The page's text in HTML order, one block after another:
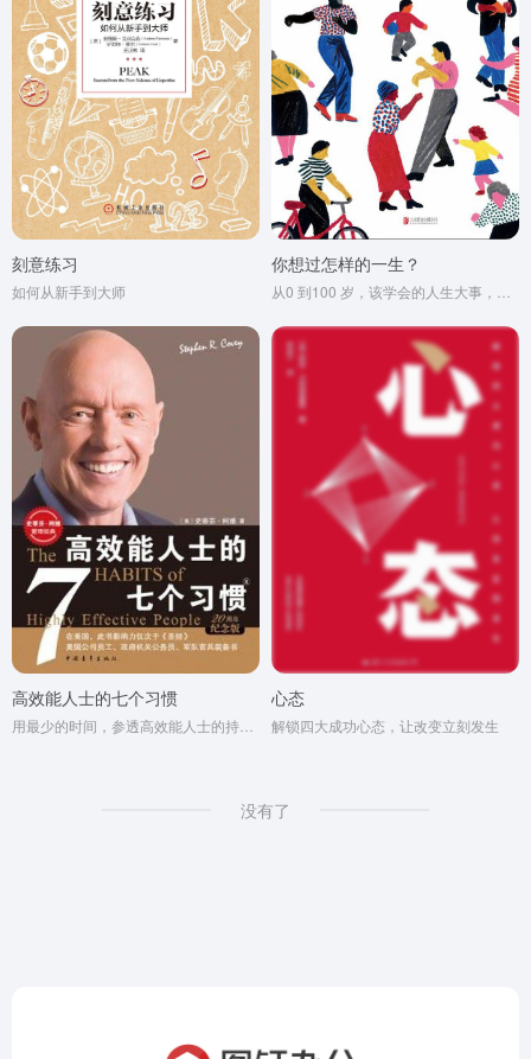
刻意练习
如何从新手到大师
你想过怎样的一生？
高效能人士的七个习惯 心态
解锁四大成功心态，让改变立刻发生
没有了